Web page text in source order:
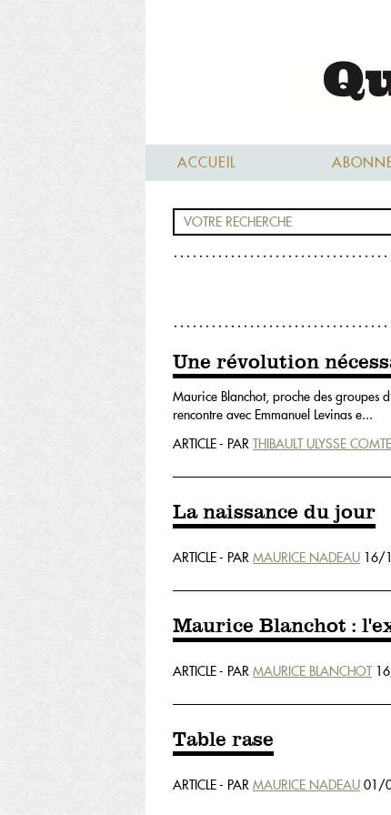
ACCUEIL
Une révolution
Maurice Blanchot, proche des groupes
rencontre avec Emmanuel Levinas e...
ARTICLE - PAR THIBAULT ULYSSE COMTE
La naissance du jour
ARTICLE - PAR MAURICE NADEAU 16/
Maurice Blanchot :
ARTICLE - PAR MAURICE BLANCHOT
Table rase
ARTICLE - PAR MAURICE NADEAU 01/